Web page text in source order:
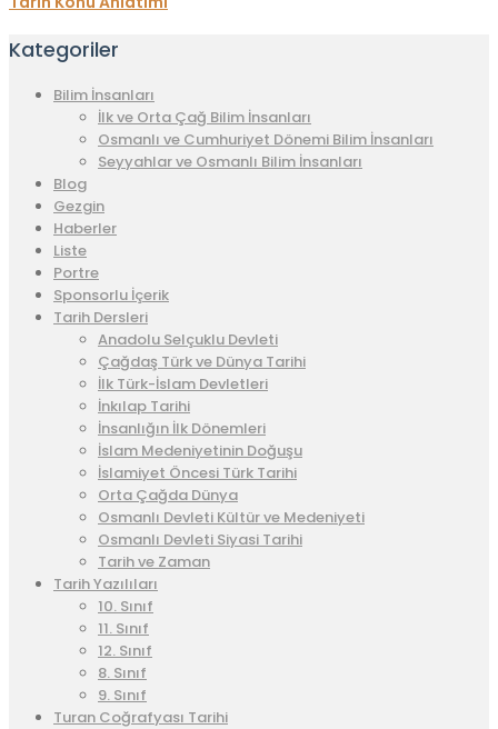
Kategoriler
Bilim İnsanları
İlk ve Orta Çağ Bilim İnsanları
Osmanlı ve Cumhuriyet Dönemi Bilim İnsanları
Seyyahlar ve Osmanlı Bilim İnsanları
Blog
Gezgin
Haberler
Liste
Portre
Sponsorlu İçerik
Tarih Dersleri
Anadolu Selçuklu Devleti
Çağdaş Türk ve Dünya Tarihi
İlk Türk-İslam Devletleri
İnkılap Tarihi
İnsanlığın İlk Dönemleri
İslam Medeniyetinin Doğuşu
İslamiyet Öncesi Türk Tarihi
Orta Çağda Dünya
Osmanlı Devleti Kültür ve Medeniyeti
Osmanlı Devleti Siyasi Tarihi
Tarih ve Zaman
Tarih Yazılıları
10. Sınıf
11. Sınıf
12. Sınıf
8. Sınıf
9. Sınıf
Turan Coğrafyası Tarihi